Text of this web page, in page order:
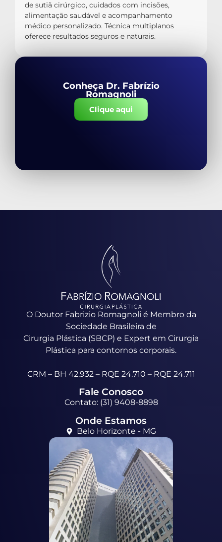
de sutiã cirúrgico, cuidados com incisões,
alimentação saudável e acompanhamento
médico personalizado. Técnica multiplanos
oferece resultados seguros e naturais.
Conheça Dr. Fabrízio
Romagnoli
Clique aqui
O Doutor Fabrizio Romagnoli é Membro da
Sociedade Brasileira de
Cirurgia Plástica (SBCP) e Expert em Cirurgia
Plástica para contornos corporais.
CRM – BH 42.932 – RQE 24.710 – RQE 24.711
Fale Conosco
Contato: (31) 9408-8898
Onde Estamos
Belo Horizonte - MG